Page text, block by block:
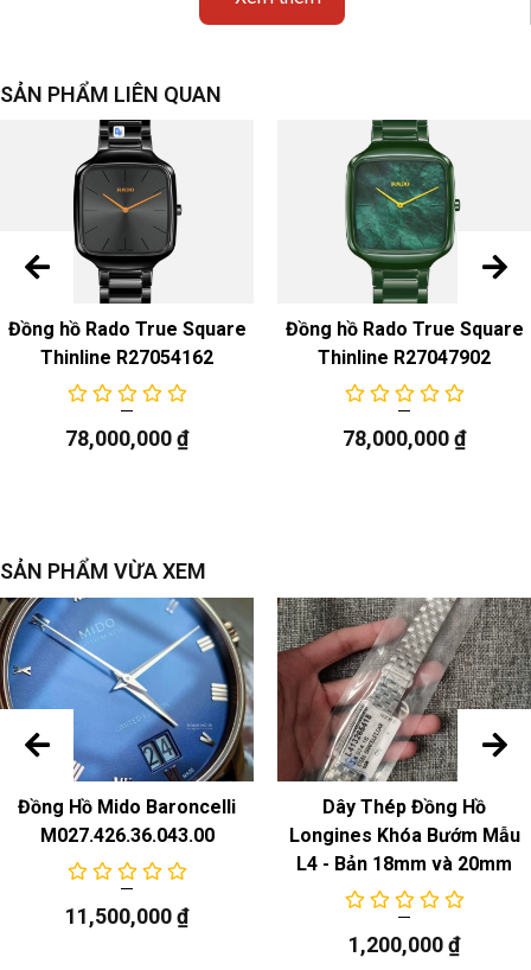
Kích thước
: đường kính 33mm, độ dày 10 mm
: đáy hở
quay số
Màu sắc & Chất liệu
đính kim cương, rỗng
dây đeo đồng hồ
Màu sắc & Chất liệu
: Thép không gỉ tông vàng/dây
đeo mạ vàng hồng PVD
: thép không gỉ/khóa gấp mạ vàng hồng PVD
sự chuyển động
Chức năng
SẢN PHẨM LIÊN QUAN
Đồng hồ Rado True Square
Thinline R27054162
78,000,000₫
Đồng hồ Rado True Square
Thinline R27047902
78,000,000₫
SẢN PHẨM VỪA XEM
Đồng Hồ Mido Baroncelli
M027.426.36.043.00
11,500,000₫
Dây Thép Đồng Hồ
Longines Khóa Bướm Mẫu
L4 - Bản 18mm và 20mm
1,200,000₫